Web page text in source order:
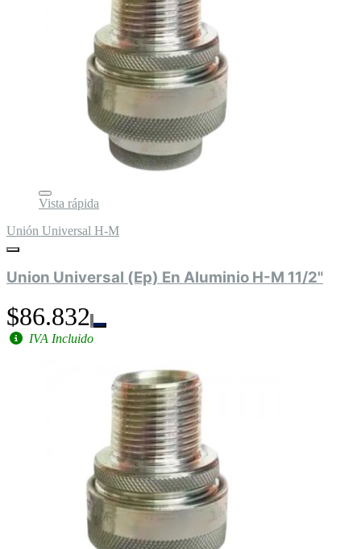
Vista rápida
Unión Universal H-M
Union Universal (Ep) En Aluminio H-M 11/2"
$86.832
IVA Incluido